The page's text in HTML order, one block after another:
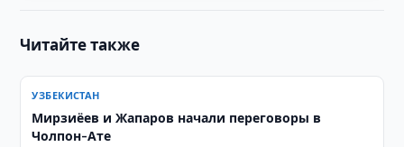
Читайте также
УЗБЕКИСТАН
Мирзиёев и Жапаров начали переговоры в
Чолпон-Ате